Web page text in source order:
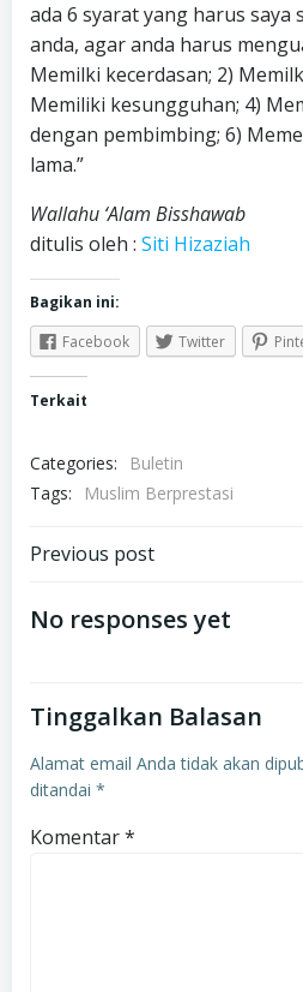
ada 6 syarat yang harus saya
anda, agar anda harus
Memilki kecerdasan; 2)
Memiliki kesungguhan; 4)
dengan pembimbing; 6)
lama.”
Wallahu ‘Alam Bisshawab
ditulis oleh : Siti Hizaziah
Bagikan ini:
Facebook
Twitter
Terkait
Categories:
Buletin
Tags:
Muslim Berprestasi
Navigasi
pos
Previous post
No responses yet
Tinggalkan Balasan
Alamat email Anda tidak akan
ditandai *
Komentar*